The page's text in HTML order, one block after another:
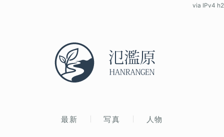
最新 写真 人物
via IPv4 h2